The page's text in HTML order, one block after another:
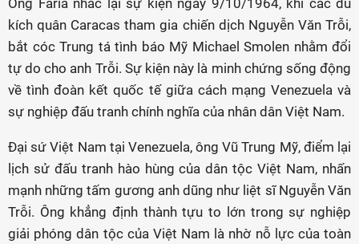
Ông Faría nhắc lại sự kiện ngày 9/10/1964, khi các du
kích quân Caracas tham gia chiến dịch Nguyễn Văn Trỗi,
bắt cóc Trung tá tình báo Mỹ Michael Smolen nhằm đổi
tự do cho anh Trỗi. Sự kiện này là minh chứng sống động
về tình đoàn kết quốc tế giữa cách mạng Venezuela và
sự nghiệp đấu tranh chính nghĩa của nhân dân Việt Nam.
Đại sứ Việt Nam tại Venezuela, ông Vũ Trung Mỹ, điểm lại
lịch sử đấu tranh hào hùng của dân tộc Việt Nam, nhấn
mạnh những tấm gương anh dũng như liệt sĩ Nguyễn Văn
Trỗi. Ông khẳng định thành tựu to lớn trong sự nghiệp
giải phóng dân tộc của Việt Nam là nhờ nỗ lực của toàn